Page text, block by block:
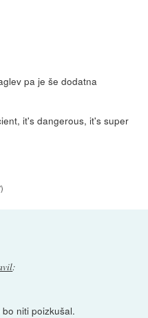
pa je še dodatna
it's dangerous, it's super
)
:
niti poizkušal.